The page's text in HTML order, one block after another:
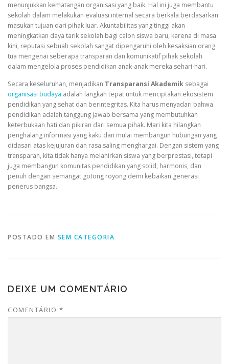
menunjukkan kematangan organisasi yang baik. Hal ini juga membantu
sekolah dalam melakukan evaluasi internal secara berkala berdasarkan
masukan tujuan dari pihak luar. Akuntabilitas yang tinggi akan
meningkatkan daya tarik sekolah bagi calon siswa baru, karena di masa
kini, reputasi sebuah sekolah sangat dipengaruhi oleh kesaksian orang
tua mengenai seberapa transparan dan komunikatif pihak sekolah
dalam mengelola proses pendidikan anak-anak mereka sehari-hari.
Secara keseluruhan, menjadikan Transparansi Akademik sebagai
organisasi budaya adalah langkah tepat untuk menciptakan ekosistem
pendidikan yang sehat dan berintegritas. Kita harus menyadari bahwa
pendidikan adalah tanggung jawab bersama yang membutuhkan
keterbukaan hati dan pikiran dari semua pihak. Mari kita hilangkan
penghalang informasi yang kaku dan mulai membangun hubungan yang
didasari atas kejujuran dan rasa saling menghargai. Dengan sistem yang
transparan, kita tidak hanya melahirkan siswa yang berprestasi, tetapi
juga membangun komunitas pendidikan yang solid, harmonis, dan
penuh dengan semangat gotong royong demi kebaikan generasi
penerus bangsa.
POSTADO EM SEM CATEGORIA
DEIXE UM COMENTÁRIO
COMENTÁRIO *